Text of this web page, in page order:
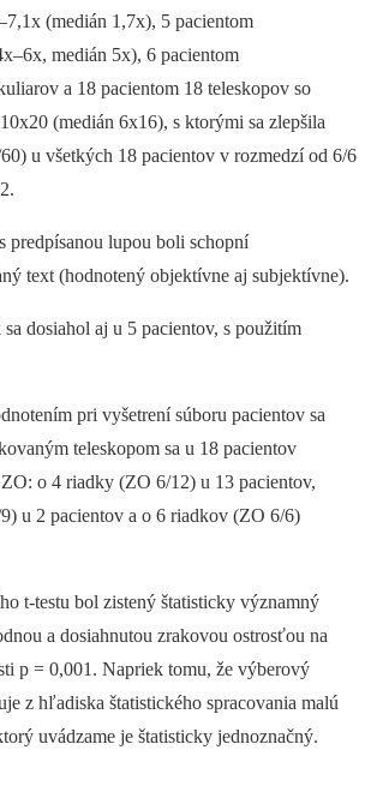
(medián 1,7x), 5 pacientom
medián 5x), 6 pacientom
a 18 pacientom 18 teleskopov so
(medián 6x16), s ktorými sa zlepšila
u všetkých 18 pacientov v rozmedzí od 6/6
predpísanou lupou boli schopní
text (hodnotený objektívne aj subjektívne).
dosiahol aj u 5 pacientov, s použitím
pri vyšetrení súboru pacientov sa
teleskopom sa u 18 pacientov
o 4 riadky (ZO 6/12) u 13 pacientov,
u 2 pacientov a o 6 riadkov (ZO 6/6)
t-testu bol zistený štatisticky významný
a dosiahnutou zrakovou ostrosťou na
p = 0,001. Napriek tomu, že výberový
z hľadiska štatistického spracovania malú
uvádzame je štatisticky jednoznačný.